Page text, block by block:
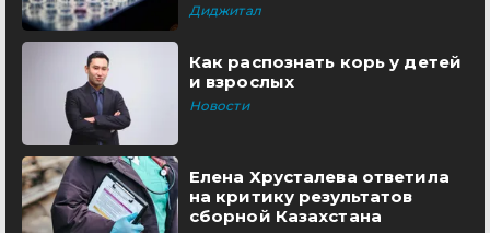
Диджитал
Как распознать корь у детей
и взрослых
Новости
Елена Хрусталева ответила
на критику результатов
сборной Казахстана